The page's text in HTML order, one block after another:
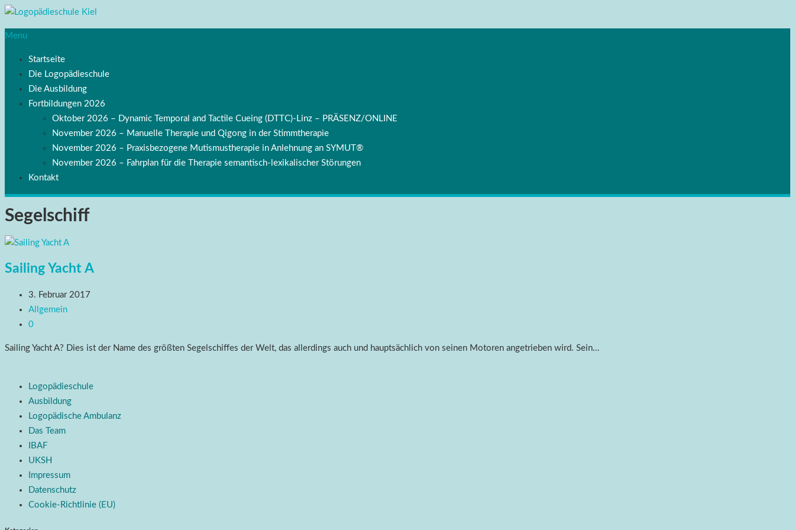
Menu
Startseite
Die Logopädieschule
Die Ausbildung
Fortbildungen 2026
Oktober 2026 – Dynamic Temporal and Tactile Cueing (DTTC)-Linz – PRÄSENZ/ONLINE
November 2026 – Manuelle Therapie und Qigong in der Stimmtherapie
November 2026 – Praxisbezogene Mutismustherapie in Anlehnung an SYMUT®
November 2026 – Fahrplan für die Therapie semantisch-lexikalischer Störungen
Kontakt
Segelschiff
Sailing Yacht A
3. Februar 2017
Allgemein
0
Sailing Yacht A? Dies ist der Name des größten Segelschiffes der Welt, das allerdings auch und hauptsächlich von seinen Motoren angetrieben wird. Sein…
Logopädieschule
Ausbildung
Logopädische Ambulanz
Das Team
IBAF
UKSH
Impressum
Datenschutz
Cookie-Richtlinie (EU)